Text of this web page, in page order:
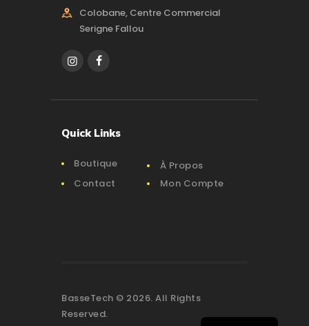
Colobane, Centre Commercial
Serigne Fallou
Quick Links
Boutique
À Propos
Contact
Mon Compte
BasseTech © 2026. All Rights
Reserved.